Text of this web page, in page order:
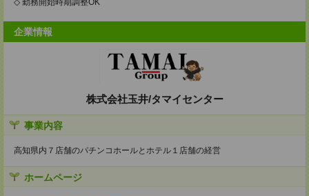
企業情報
株式会社玉井/タマイセンター
事業内容
高知県内７店舗のパチンコホールとホテル１店舗の経営
ホームページ